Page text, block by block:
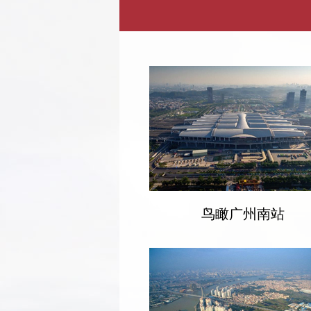
鸟瞰广州南站